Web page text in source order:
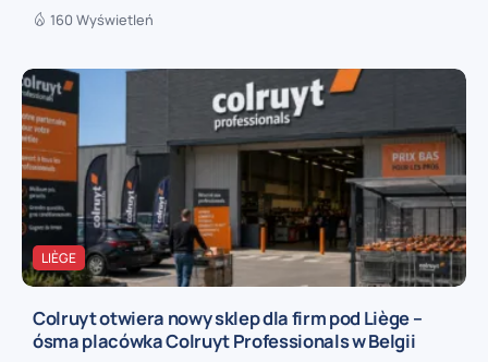
160 Wyświetleń
LIÈGE
Colruyt otwiera nowy sklep dla firm pod Liège –
ósma placówka Colruyt Professionals w Belgii